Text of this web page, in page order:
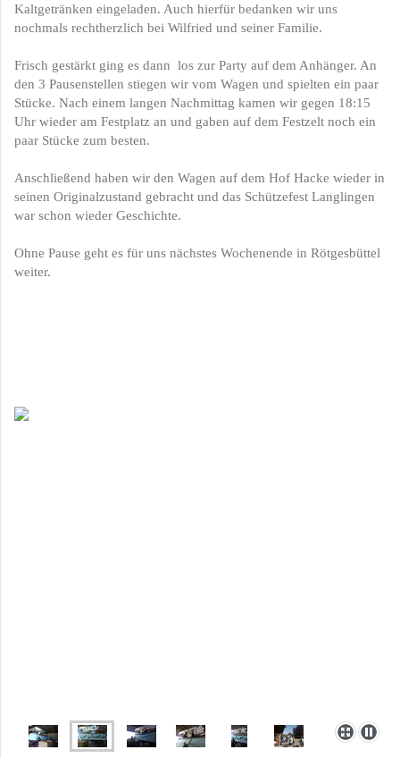
Kaltgetränken eingeladen. Auch hierfür bedanken wir uns
nochmals rechtherzlich bei Wilfried und seiner Familie.
Frisch gestärkt ging es dann los zur Party auf dem Anhänger. An
den 3 Pausenstellen stiegen wir vom Wagen und spielten ein paar
Stücke. Nach einem langen Nachmittag kamen wir gegen 18:15
Uhr wieder am Festplatz an und gaben auf dem Festzelt noch ein
paar Stücke zum besten.
Anschließend haben wir den Wagen auf dem Hof Hacke wieder in
seinen Originalzustand gebracht und das Schützefest Langlingen
war schon wieder Geschichte.
Ohne Pause geht es für uns nächstes Wochenende in Rötgesbüttel
weiter.